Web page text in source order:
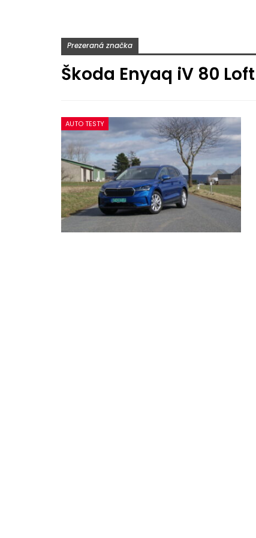
Prezeraná značka
Škoda Enyaq iV 80 Loft
AUTO TESTY